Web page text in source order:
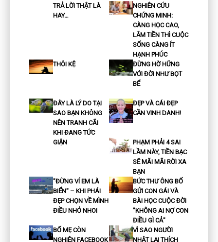
TRẢ LỜI THẬT LÀ
HAY…
NGHIÊN CỨU
CHỨNG MINH:
CÀNG HỌC CAO,
LẮM TIỀN THÌ CUỘC
SỐNG CÀNG ÍT
HẠNH PHÚC
THÔI KỆ
ĐỪNG HỜ HỮNG
VỚI ĐỜI NHƯ BỌT
BỂ
ĐÂY LÀ LÝ DO TẠI
SAO BẠN KHÔNG
NÊN TRANH CÃI
KHI ĐANG TỨC
GIẬN
ĐẸP VÀ CÁI ĐẸP
CẦN VINH DANH!
PHẠM PHẢI 4 SAI
LẦM NÀY, TIỀN BẠC
SẼ MÃI MÃI RỜI XA
BẠN
"ĐỪNG VÍ EM LÀ
BIỂN" – KHI PHÁI
ĐẸP CHỌN VỀ MÌNH
ĐIỀU NHỎ NHOI
BỨC THƯ ÔNG BỐ
GỬI CON GÁI VÀ
BÀI HỌC CUỘC ĐỜI
"KHÔNG AI NỢ CON
ĐIỀU GÌ CẢ"
BỐ MẸ CÒN
NGHIỆN FACEBOOK
VÌ SAO NGƯỜI
NHẬT LẠI THÍCH